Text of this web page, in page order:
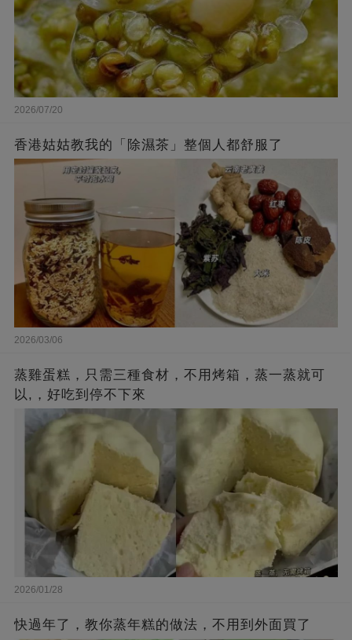
2026/07/20
香港姑姑教我的「除濕茶」整個人都舒服了
2026/03/06
蒸雞蛋糕，只需三種食材，不用烤箱，蒸一蒸就可
以,，好吃到停不下來
2026/01/28
快過年了，教你蒸年糕的做法，不用到外面買了